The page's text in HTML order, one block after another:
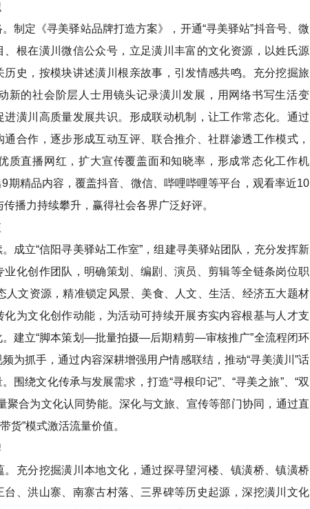
定《寻美驿站品牌打造方案》，开通“寻美驿站”抖音号、微
根在潢川微信公众号，立足潢川丰富的文化资源，以姓氏源
史，按模块讲述潢川根亲故事，引发情感共鸣。充分挖掘旅
新的社会阶层人士用镜头记录潢川发展，用网络书写生活变
潢川高质量发展共识。形成联动机制，让工作常态化。通过
合作，逐步形成互动互评、联合推介、社群渗透工作模式，
质直播网红，扩大宣传覆盖面和知晓率，形成常态化工作机
期精品内容，覆盖抖音、微信、哔哩哔哩等平台，观看率近10
播力持续攀升，赢得社会各界广泛好评。
立“信阳寻美驿站工作室”，组建寻美驿站团队，充分发挥新
化创作团队，明确策划、编剧、演员、剪辑等全链条岗位职
人文资源，精准锁定风景、美食、人文、生活、经济五大题材
为文化创作动能，为活动可持续开展夯实内容根基与人才支
。建立“脚本策划—批量拍摄—后期精剪—审核推广”全流程闭环
为抓手，通过内容深耕增强用户情感联结，推动“寻美潢川”话
围绕文化传承与发展需求，打造“寻根印记”、“寻美之旅”、“双
聚合为文化认同势能。深化与文旅、宣传等部门协同，通过直
货”模式激活流量价值。
分挖掘潢川本地文化，通过探寻望河楼、镇潢桥、镇潢桥
、洪山寨、南寨古村落、三界碑等历史起源，深挖潢川文化